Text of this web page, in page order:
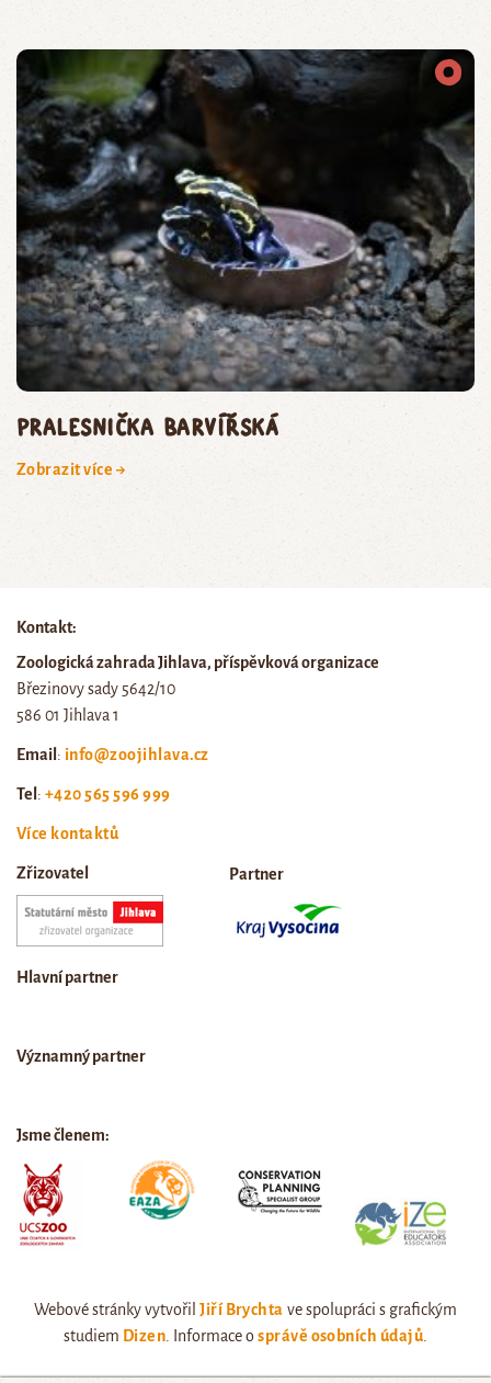
pralesnička barvířská
Zobrazit více →
Kontakt:
Zoologická zahrada Jihlava, příspěvková organizace
Březinovy sady 5642/10
586 01 Jihlava 1
Email: info@zoojihlava.cz
Tel: +420 565 596 999
Více kontaktů
Zřizovatel Partner
Hlavní partner
Významný partner
Jsme členem:
Webové stránky vytvořilJiří Brychta ve spolupráci s grafickým
studiem Dizen . Informace osprávě osobních údajů